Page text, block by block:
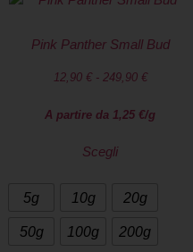
Pink Panther Small Bud
12,90 € - 249,90 €
A partire da 1,25 €/g
Scegli
5g 10g 20g
50g 100g 200g